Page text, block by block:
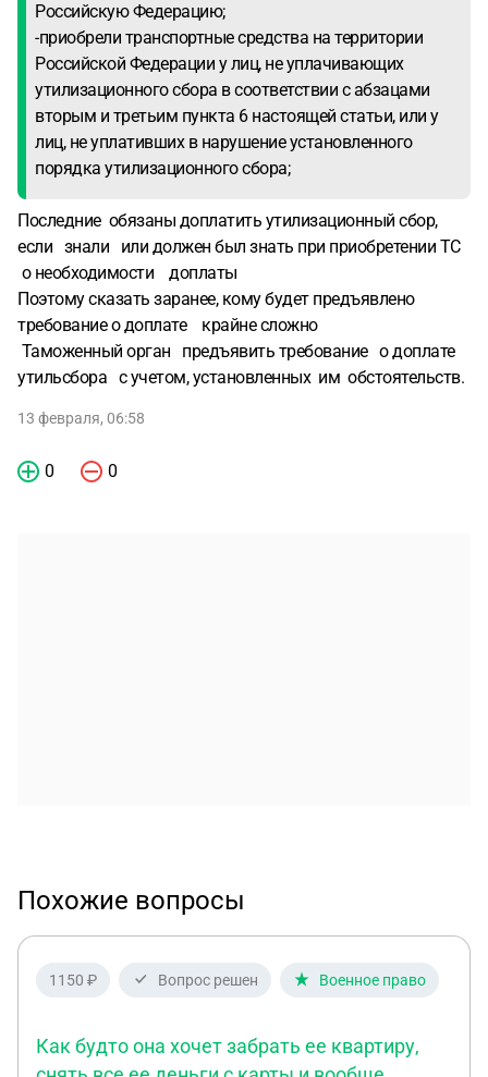
Российскую Федерацию;
-приобрели транспортные средства на территории
Российской Федерации у лиц, не уплачивающих
утилизационного сбора в соответствии с абзацами
вторым и третьим пункта 6 настоящей статьи, или у
лиц, не уплативших в нарушение установленного
порядка утилизационного сбора;
Последние обязаны доплатить утилизационный сбор,
если знали или должен был знать при приобретении ТС
о необходимости доплаты
Поэтому сказать заранее, кому будет предъявлено
требование о доплате крайне сложно
Таможенный орган предъявить требование о доплате
утильсбора с учетом, установленных им обстоятельств.
13 февраля, 06:58
0 0
Похожие вопросы
1150 ₽ Вопрос решен Военное право
Как будто она хочет забрать ее квартиру,